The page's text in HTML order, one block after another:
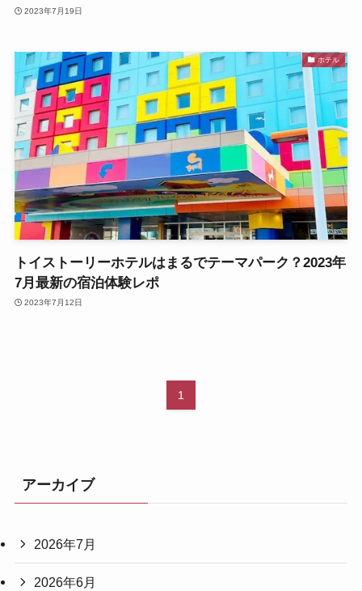
2023年7月19日
ホテル
トイストーリーホテルはまるでテーマパーク？2023年
7月最新の宿泊体験レポ
2023年7月12日
1
アーカイブ
2026年7月
2026年6月